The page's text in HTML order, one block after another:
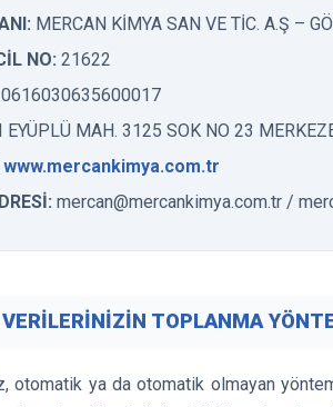
MERCAN KİMYA SAN VE TİC. A.Ş –
NO: 21622
0616030635600017
EYÜPLÜ MAH. 3125 SOK NO 23
www.mercankimya.com.tr
mercan@mercankimya.com.tr /
TOPLANMA
otomatik ya da otomatik olmayan